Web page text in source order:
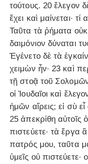
τούτους. 20 ἔλεγον
ἔχει καὶ μαίνεται·
Ταῦτα τὰ ῥήματα οὐκ
δαιμόνιον δύναται
Ἐγένετο δὲ τὰ
χειμὼν ἦν· 23 καὶ
τῇ στοᾷ τοῦ
οἱ Ἰουδαῖοι καὶ
ἡμῶν αἴρεις; εἰ σὺ
25 ἀπεκρίθη αὐτοῖς
πιστεύετε· τὰ ἔργα
πατρός μου, ταῦτα
ὑμεῖς οὐ